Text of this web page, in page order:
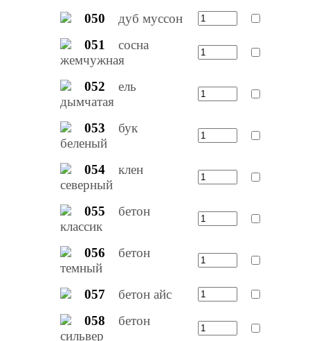
050
дуб муссон
051
сосна
жемчужная
052
ель
дымчатая
053
бук
беленый
054
клен
северный
055
бетон
классик
056
бетон
темный
057
бетон айс
058
бетон
сильвер